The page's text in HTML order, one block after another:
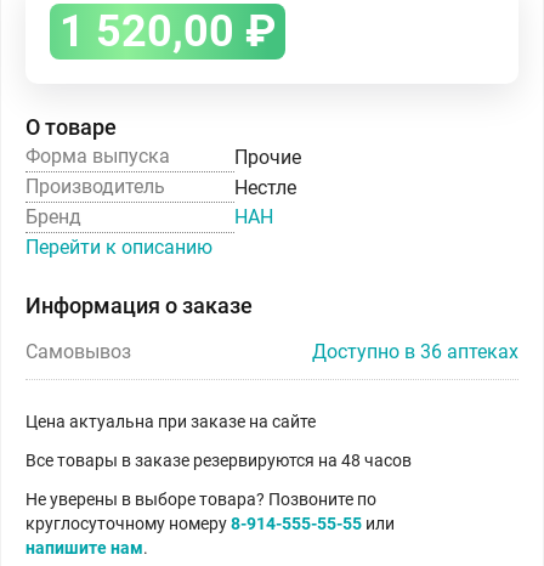
1 520,00 ₽
О товаре
Форма выпуска
Прочие
Производитель
Нестле
Бренд
НАН
Перейти к описанию
Информация о заказе
Самовывоз Доступно в 36 аптеках
Цена актуальна при заказе на сайте
Все товары в заказе резервируются на 48 часов
Не уверены в выборе товара? Позвоните по
круглосуточному номеру8-914-555-55-55 или
напишите нам.